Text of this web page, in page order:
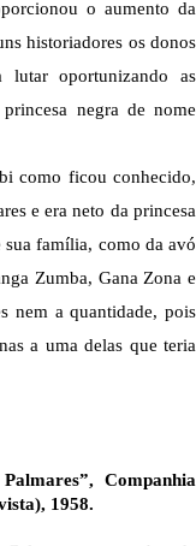
o aumento da
historiadores os donos
lutar oportunizando as
negra de nome
como ficou conhecido,
e era neto da princesa
família, como da avó
Zumba, Gana Zona e
nem a quantidade, pois
a uma delas que teria
Companhia
1958.